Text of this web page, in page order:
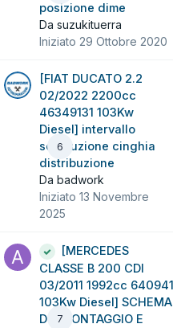
posizione dime
Da suzukituerra
Iniziato 29 Ottobre 2020
6
[FIAT DUCATO 2.2
02/2022 2200cc
46349131 103Kw
Diesel] intervallo
sostituzione cinghia
distribuzione
Da badwork
Iniziato 13 Novembre
2025
7
[MERCEDES
CLASSE B 200 CDI
03/2011 1992cc 640941
103Kw Diesel] SCHEMA
DI SMONTAGGIO E